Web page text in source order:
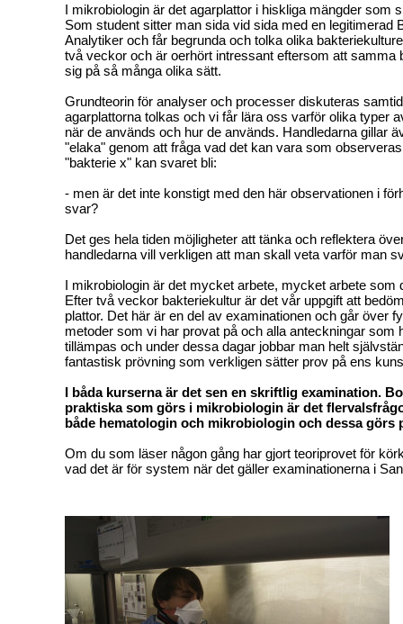
I mikrobiologin är det agarplattor i hiskliga mängder som
Som student sitter man sida vid sida med en legitimerad
Analytiker och får begrunda och tolka olika
två veckor och är oerhört intressant eftersom att samma
sig på så många olika sätt.
Grundteorin för analyser och processer diskuteras
agarplattorna tolkas och vi får lära oss varför olika typer
när de används och hur de används. Handledarna gillar
"elaka" genom att fråga vad det kan vara som
"bakterie x" kan svaret bli:
- men är det inte konstigt med den här observationen i
svar?
Det ges hela tiden möjligheter att tänka och reflektera
handledarna vill verkligen att man skall veta varför man
I mikrobiologin är det mycket arbete, mycket arbete som
Efter två veckor bakteriekultur är det vår uppgift att
plattor. Det här är en del av examinationen och går över
metoder som vi har provat på och alla anteckningar som
tillämpas och under dessa dagar jobbar man helt
fantastisk prövning som verkligen sätter prov på ens
I båda kurserna är det sen en skriftlig examination.
praktiska som görs i mikrobiologin är det
både hematologin och mikrobiologin och dessa görs
Om du som läser någon gång har gjort teoriprovet för
vad det är för system när det gäller examinationerna i